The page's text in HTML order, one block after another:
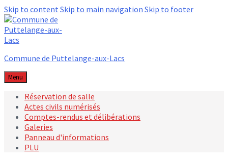
Skip to content Skip to main navigation Skip to footer
Commune de Puttelange-aux-Lacs
Menu
Réservation de salle
Actes civils numérisés
Comptes-rendus et délibérations
Galeries
Panneau d'informations
PLU